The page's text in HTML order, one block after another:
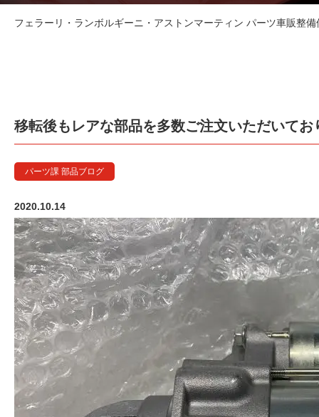
フェラーリ・ランボルギーニ・アストンマーティン パーツ車販整
移転後もレアな部品を多数ご注文いただいて
パーツ課 部品ブログ
2020.10.14